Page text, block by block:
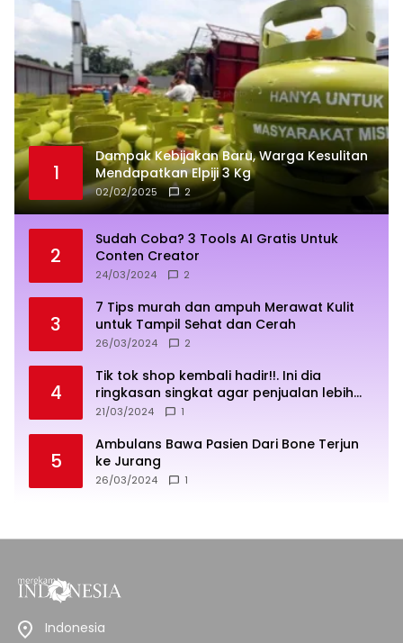
1
Dampak Kebijakan Baru, Warga Kesulitan
Mendapatkan Elpiji 3 Kg
02/02/2025 2
2
Sudah Coba? 3 Tools AI Gratis Untuk
Conten Creator
24/03/2024 2
3
7 Tips murah dan ampuh Merawat Kulit
untuk Tampil Sehat dan Cerah
26/03/2024 2
4
Tik tok shop kembali hadir!!. Ini dia
ringkasan singkat agar penjualan lebih
sukses
21/03/2024 1
5
Ambulans Bawa Pasien Dari Bone Terjun
ke Jurang
26/03/2024 1
Indonesia